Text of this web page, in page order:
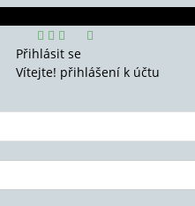
Přihlásit se
Vítejte! přihlášení k účtu